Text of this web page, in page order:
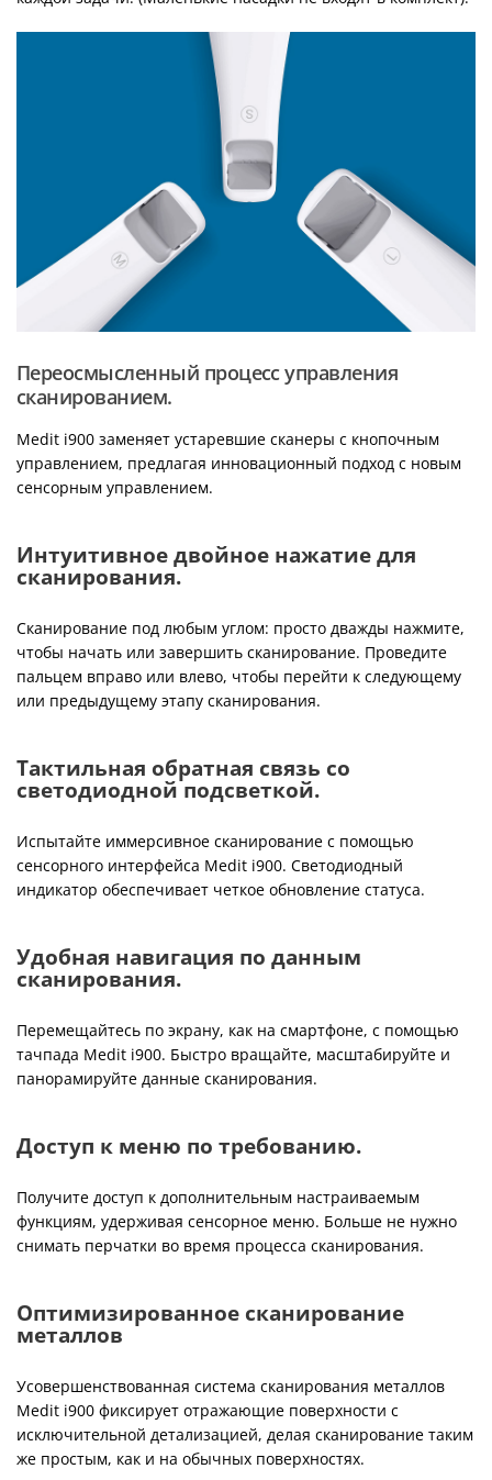
Переосмысленный процесс управления
сканированием.
Medit i900 заменяет устаревшие сканеры с кнопочным
управлением, предлагая инновационный подход с новым
сенсорным управлением.
Интуитивное двойное нажатие для
сканирования.
Сканирование под любым углом: просто дважды нажмите,
чтобы начать или завершить сканирование. Проведите
пальцем вправо или влево, чтобы перейти к следующему
или предыдущему этапу сканирования.
Тактильная обратная связь со
светодиодной подсветкой.
Испытайте иммерсивное сканирование с помощью
сенсорного интерфейса Medit i900. Светодиодный
индикатор обеспечивает четкое обновление статуса.
Удобная навигация по данным
сканирования.
Перемещайтесь по экрану, как на смартфоне, с помощью
тачпада Medit i900. Быстро вращайте, масштабируйте и
панорамируйте данные сканирования.
Доступ к меню по требованию.
Получите доступ к дополнительным настраиваемым
функциям, удерживая сенсорное меню. Больше не нужно
снимать перчатки во время процесса сканирования.
Оптимизированное сканирование
металлов
Усовершенствованная система сканирования металлов
Medit i900 фиксирует отражающие поверхности с
исключительной детализацией, делая сканирование таким
же простым, как и на обычных поверхностях.